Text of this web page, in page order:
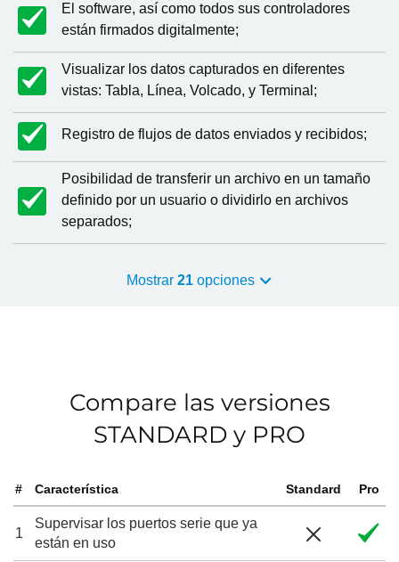
El software, así como todos sus controladores
están firmados digitalmente;
Visualizar los datos capturados en diferentes
vistas: Tabla, Línea, Volcado, y Terminal;
Registro de flujos de datos enviados y recibidos;
Posibilidad de transferir un archivo en un tamaño
definido por un usuario o dividirlo en archivos
separados;
Mostrar 21 opciones
Compare las versiones
STANDARD y PRO
# Característica Standard Pro
1
Supervisar los puertos serie que ya
están en uso